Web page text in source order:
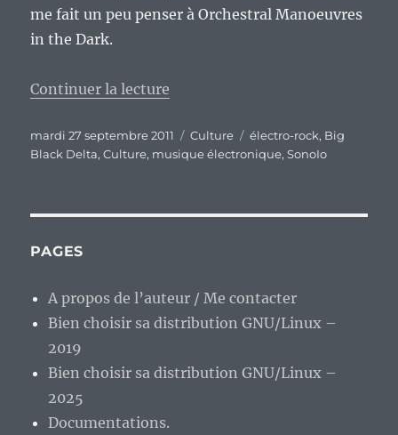
me fait un peu penser à Orchestral Manoeuvres
in the Dark.
Continuer la lecture
Publié
le
mardi 27 septembre 2011 Catégories
Culture Étiquettes
électro-rock, Big
Black Delta,Culture, musique électronique,SonoIo
PAGES
A propos de l’auteur / Me contacter
Bien choisir sa distribution GNU/Linux –
2019
Bien choisir sa distribution GNU/Linux –
2025
Documentations.